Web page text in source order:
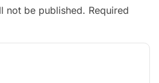
not be published. Required